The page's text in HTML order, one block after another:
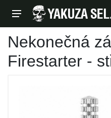
Nekonečná
Firestarter -